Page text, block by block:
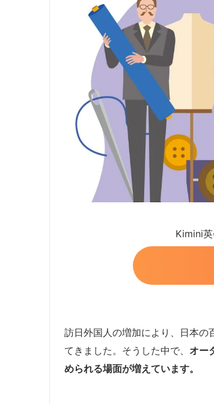
Kimini
訪日外国人の増加により、日本の
てきました。そうした中で、 オー
められる場面が増えています。